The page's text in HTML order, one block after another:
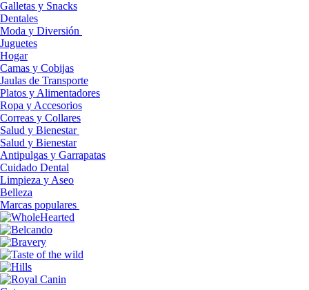
Galletas y Snacks
Dentales
Moda y Diversión
Juguetes
Hogar
Camas y Cobijas
Jaulas de Transporte
Platos y Alimentadores
Ropa y Accesorios
Correas y Collares
Salud y Bienestar
Salud y Bienestar
Antipulgas y Garrapatas
Cuidado Dental
Limpieza y Aseo
Belleza
Marcas populares